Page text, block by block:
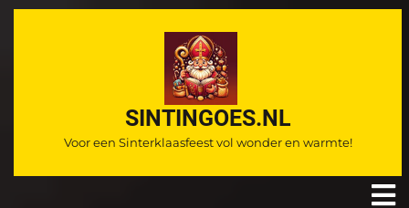
Ga
SINTINGOES.NL
Voor een Sinterklaasfeest vol wonder en warmte!